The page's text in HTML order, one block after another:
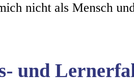
nicht als Mensch
und